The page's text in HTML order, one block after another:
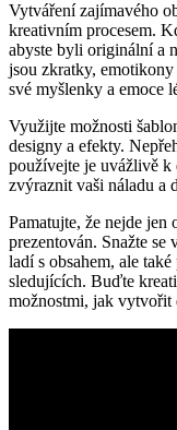
Vytváření zajímavého
kreativním procesem.
abyste byli originální a
jsou zkratky,
své myšlenky a emoce
Využijte možnosti
designy a efekty.
používejte je uvážlivě k
zvýraznit vaši náladu a
Pamatujte, že nejde jen
prezentován. Snažte
ladí s obsahem, ale
sledujících. Buďte
možnostmi, jak vytvořit